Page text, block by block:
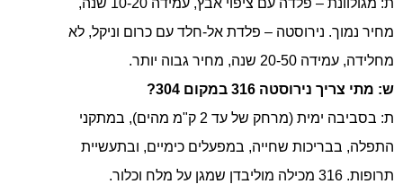
מחיר נמוך. נירוסטה – פלדת אל-חלד עם כרום וניקל, לא
מחלידה, עמידה 20-50 שנה, מחיר גבוה יותר.
ש: מתי צריך נירוסטה 316 במקום 304?
ת: בסביבה ימית (מרחק של עד 2 ק"מ מהים), במתקני
התפלה, בבריכות שחייה, במפעלים כימיים, ובתעשיית
תרופות. 316 מכילה מוליבדן שמגן על מלח וכלור.